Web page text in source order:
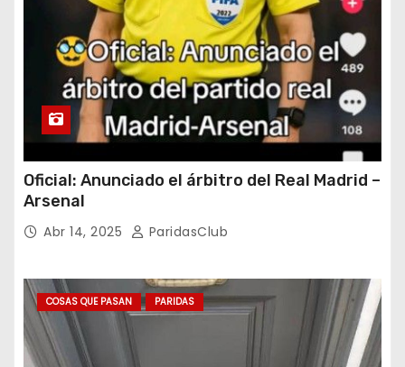
Oficial: Anunciado el árbitro del Real Madrid –
Arsenal
Abr 14, 2025 ParidasClub
COSAS QUE PASAN PARIDAS